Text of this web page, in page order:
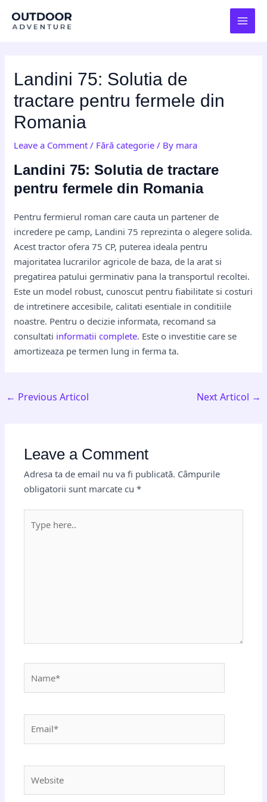
Landini 75: Solutia de
tractare pentru fermele din
Romania
Leave a Comment / Fără categorie / By mara
Landini 75: Solutia de tractare
pentru fermele din Romania
Pentru fermierul roman care cauta un partener de
incredere pe camp, Landini 75 reprezinta o alegere solida.
Acest tractor ofera 75 CP, puterea ideala pentru
majoritatea lucrarilor agricole de baza, de la arat si
pregatirea patului germinativ pana la transportul recoltei.
Este un model robust, cunoscut pentru fiabilitate si costuri
de intretinere accesibile, calitati esentiale in conditiile
noastre. Pentru o decizie informata, recomand sa
consultati informatii complete. Este o investitie care se
amortizeaza pe termen lung in ferma ta.
navigation
← Previous Articol Next Articol →
Leave a Comment
Adresa ta de email nu va fi publicată. Câmpurile
obligatorii sunt marcate cu*
here..